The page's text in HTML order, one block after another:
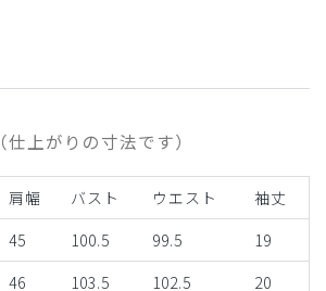
（仕上がりの寸法です）
肩幅 バスト ウエスト
袖丈
45 100.5 99.5
19
46 103.5 102.5
20